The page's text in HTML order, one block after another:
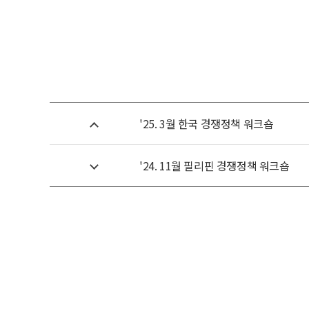
'25. 3월 한국 경쟁정책 워크숍
'24. 11월 필리핀 경쟁정책 워크숍